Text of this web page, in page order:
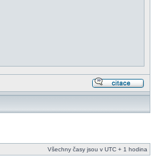
Všechny časy jsou v UTC + 1 hodina